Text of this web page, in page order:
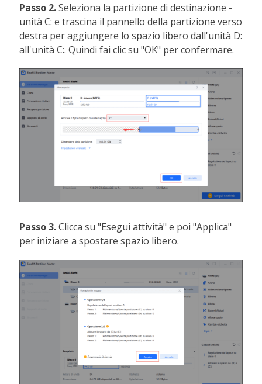
Passo 2.Seleziona la partizione di destinazione -
unità C: e trascina il pannello della partizione verso
destra per aggiungere lo spazio libero dall'unità D:
all'unità C:. Quindi fai clic su "OK" per confermare.
Passo 3.Clicca su "Esegui attività" e poi "Applica"
per iniziare a spostare spazio libero.